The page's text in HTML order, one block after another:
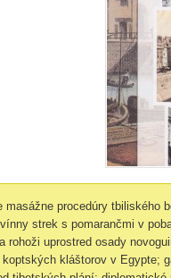
masážne procedúry tbiliského
strek s pomarančmi v
rohoži uprostred osady
koptských kláštorov v Egypte;